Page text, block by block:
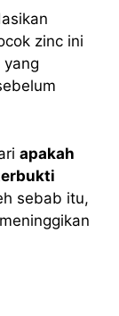
zinc ini
yang
apakah
sebab itu,